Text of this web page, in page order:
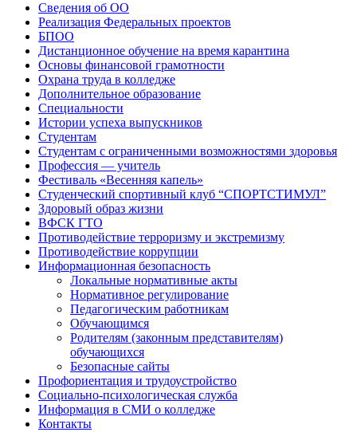
Сведения об ОО
Реализация Федеральных проектов
БПОО
Дистанционное обучение на время карантина
Основы финансовой грамотности
Охрана труда в колледже
Дополнительное образование
Специальности
Истории успеха выпускников
Студентам
Студентам с ограниченными возможностями здоровья
Профессия — учитель
Фестиваль «Весенняя капель»
Студенческий спортивный клуб “СПОРТСТИМУЛ”
Здоровый образ жизни
ВФСК ГТО
Противодействие терроризму и экстремизму
Противодействие коррупции
Информационная безопасность
Локальные нормативные акты
Нормативное регулирование
Педагогическим работникам
Обучающимся
Родителям (законным представителям)
обучающихся
Безопасные сайты
Профориентация и трудоустройство
Социально-психологическая служба
Информация в СМИ о колледже
Контакты